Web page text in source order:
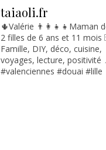
taiaoli.fr
🌵Valérie 👨‍👩‍👧‍👧Maman
2 filles de 6 ans et 11 mois
Famille, DIY, déco, cuisine,
voyages, lecture, positivité
#valenciennes #douai #lille